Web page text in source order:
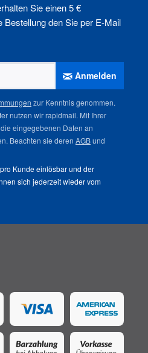
Sie einen 5 €
den Sie per E-Mail
Anmelden
zur Kenntnis genommen.
nutzen wir rapidmail. Mit Ihrer
eingegebenen Daten an
Beachten sie deren AGBund
Kunde einlösbar und der
sich jederzeit wieder vom